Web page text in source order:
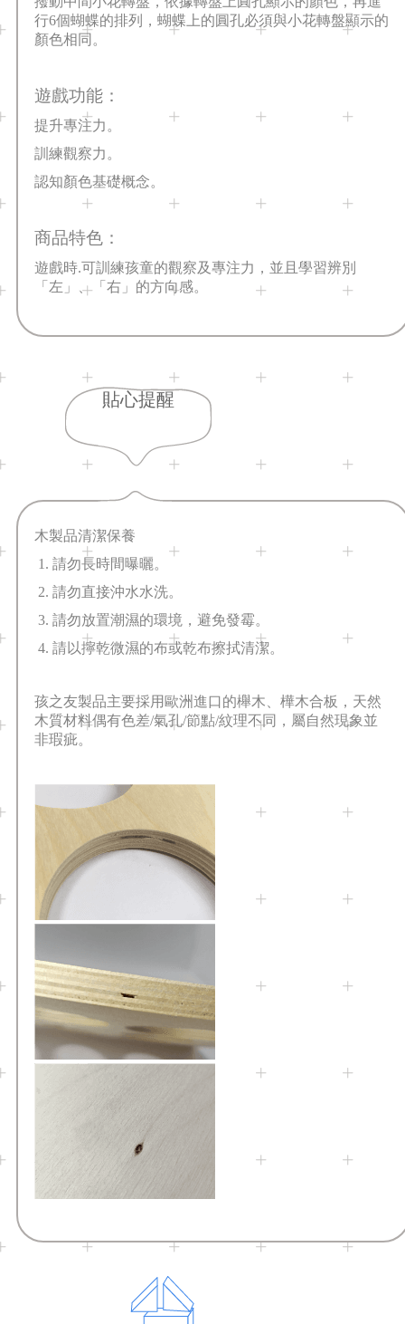
行6個蝴蝶的排列，蝴蝶上的圓孔必須與小花轉盤顯示的
顏色相同。
遊戲功能：
提升專注力。
訓練觀察力。
認知顏色基礎概念。
商品特色：
遊戲時.可訓練孩童的觀察及專注力，並且學習辨別
「左」、「右」的方向感。
貼心提醒
木製品清潔保養
1. 請勿長時間曝曬。
2. 請勿直接沖水水洗。
3. 請勿放置潮濕的環境，避免發霉。
4. 請以擰乾微濕的布或乾布擦拭清潔。
孩之友製品主要採用歐洲進口的櫸木、樺木合板 ， 天然
木質材料偶有色差/氣孔/節點/紋理不同，屬自然現象並
非瑕疵。